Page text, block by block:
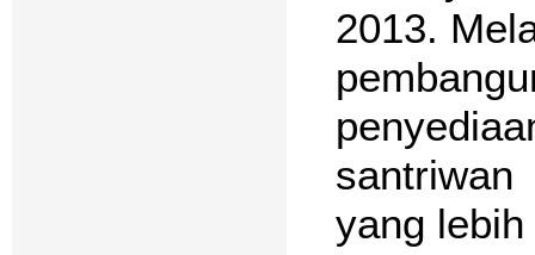
2013.
yang